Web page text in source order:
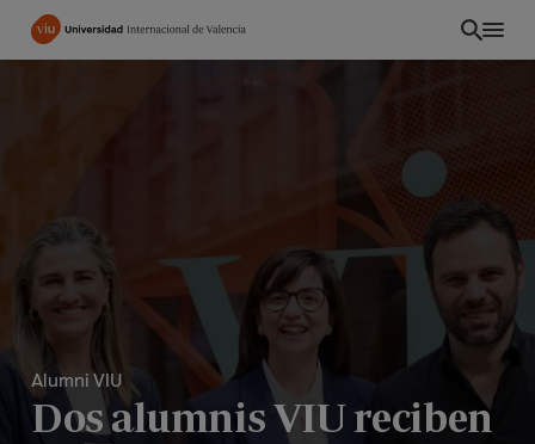
Pasar
Alumni VIU
Dos alumnis VIU reciben